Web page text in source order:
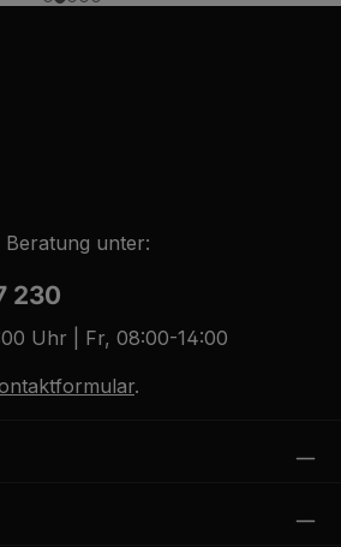
unter:
230
Uhr | Fr, 08:00-14:00
.